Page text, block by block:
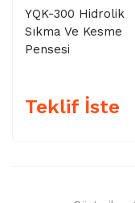
YQK-300 Hidrolik
Sıkma Ve Kesme
Pensesi
Teklif İste